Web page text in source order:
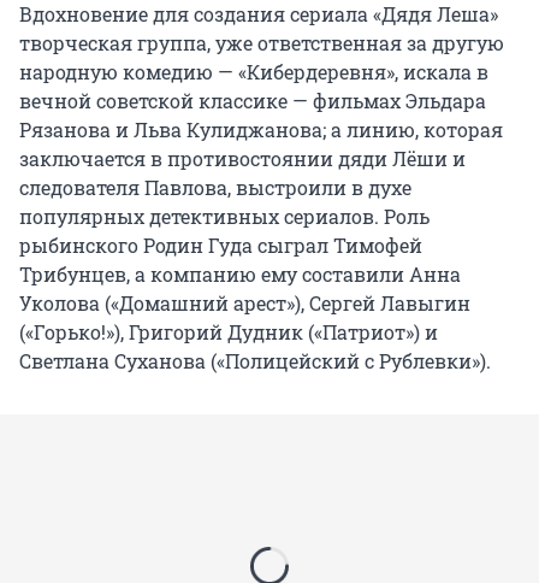
Вдохновение для создания сериала «Дядя Леша»
творческая группа, уже ответственная за другую
народную комедию — «Кибердеревня», искала в
вечной советской классике — фильмах Эльдара
Рязанова и Льва Кулиджанова; а линию, которая
заключается в противостоянии дяди Лёши и
следователя Павлова, выстроили в духе
популярных детективных сериалов. Роль
рыбинского Родин Гуда сыграл Тимофей
Трибунцев, а компанию ему составили Анна
Уколова («Домашний арест»), Сергей Лавыгин
(«Горько!»), Григорий Дудник («Патриот») и
Светлана Суханова («Полицейский с Рублевки»).